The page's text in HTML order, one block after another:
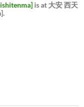
is at 大安 西天